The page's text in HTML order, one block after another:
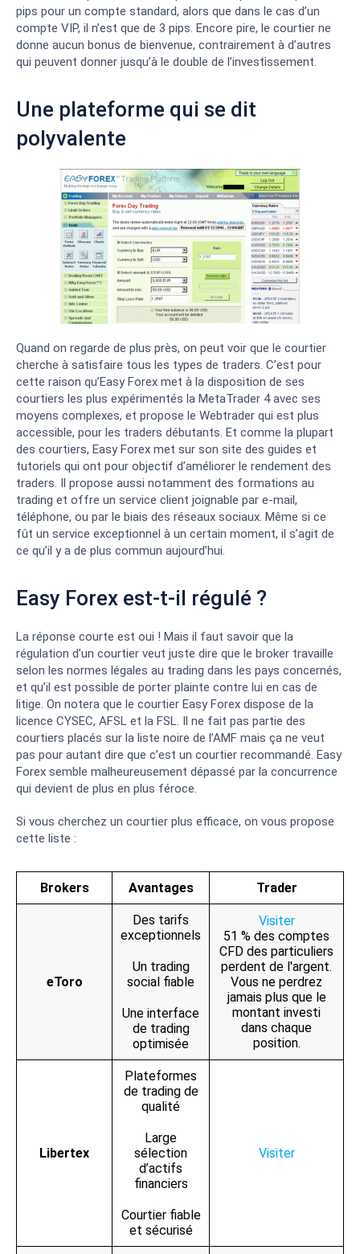
pips pour un compte standard, alors que dans le cas d’un
compte VIP, il n’est que de 3 pips. Encore pire, le courtier ne
donne aucun bonus de bienvenue, contrairement à d’autres
qui peuvent donner jusqu’à le double de l’investissement.
Une plateforme qui se dit
polyvalente
Quand on regarde de plus près, on peut voir que le courtier
cherche à satisfaire tous les types de traders. C’est pour
cette raison qu’Easy Forex met à la disposition de ses
courtiers les plus expérimentés la MetaTrader 4 avec ses
moyens complexes, et propose le Webtrader qui est plus
accessible, pour les traders débutants. Et comme la plupart
des courtiers, Easy Forex met sur son site des guides et
tutoriels qui ont pour objectif d’améliorer le rendement des
traders. Il propose aussi notamment des formations au
trading et offre un service client joignable par e-mail,
téléphone, ou par le biais des réseaux sociaux. Même si ce
fût un service exceptionnel à un certain moment, il s’agit de
ce qu’il y a de plus commun aujourd’hui.
Easy Forex est-t-il régulé ?
La réponse courte est oui ! Mais il faut savoir que la
régulation d’un courtier veut juste dire que le broker travaille
selon les normes légales au trading dans les pays concernés,
et qu’il est possible de porter plainte contre lui en cas de
litige. On notera que le courtier Easy Forex dispose de la
licence CYSEC, AFSL et la FSL. Il ne fait pas partie des
courtiers placés sur la liste noire de l’AMF mais ça ne veut
pas pour autant dire que c’est un courtier recommandé. Easy
Forex semble malheureusement dépassé par la concurrence
qui devient de plus en plus féroce.
Si vous cherchez un courtier plus efficace, on vous propose
cette liste :
Brokers Avantages Trader
eToro
Des tarifs
exceptionnels
Un trading
social fiable
Une interface
de trading
optimisée
Visiter
51 % des comptes
CFD des particuliers
perdent de l'argent.
Vous ne perdrez
jamais plus que le
montant investi
dans chaque
position.
Libertex
Plateformes
de trading de
qualité
Large
sélection
d’actifs
financiers
Courtier fiable
et sécurisé
Visiter